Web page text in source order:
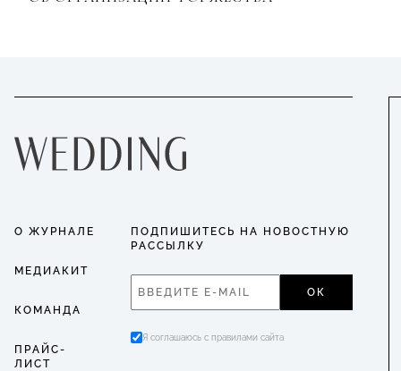
О ЖУРНАЛЕ
МЕДИАКИТ
КОМАНДА
ПРАЙС-
ЛИСТ
ПОДПИШИТЕСЬ НА НОВОСТНУЮ
РАССЫЛКУ
ОК
Я соглашаюсь с правилами сайта